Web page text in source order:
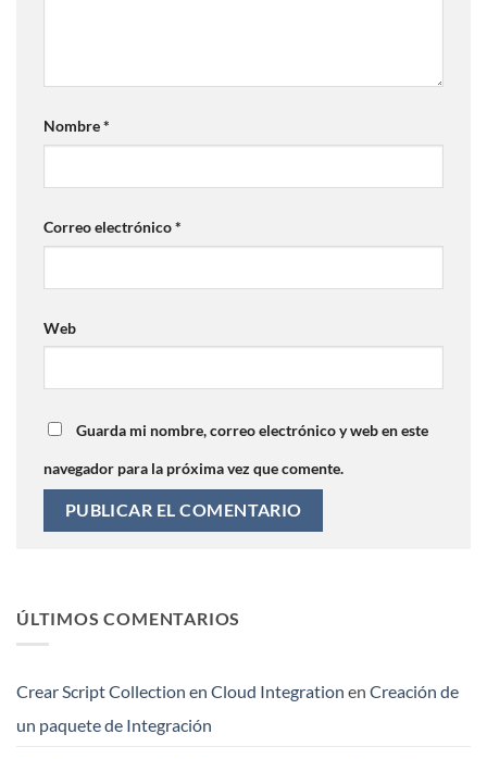
Nombre*
Correo electrónico*
Web
Guarda mi nombre, correo electrónico y web en este
navegador para la próxima vez que comente.
ÚLTIMOS COMENTARIOS
Crear Script Collection en Cloud Integration en Creación de
un paquete de Integración